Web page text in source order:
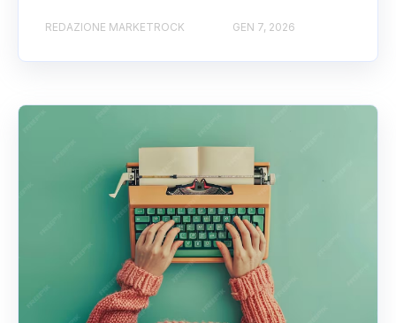
REDAZIONE MARKETROCK GEN 7, 2026